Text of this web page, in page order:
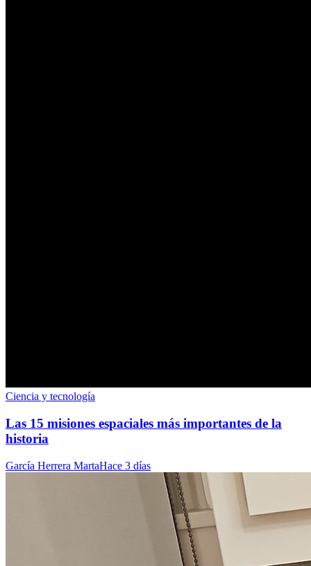
Ciencia y tecnología
Las 15 misiones espaciales más importantes de la
historia
García Herrera MartaHace 3 días